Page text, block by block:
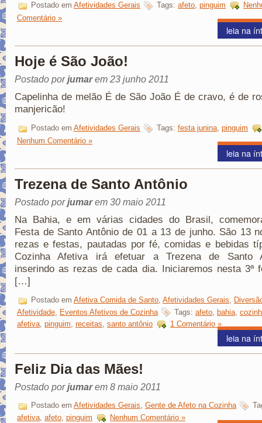
Postado em Afetividades Gerais Tags: afeto, pinguim
Comentário »
leia na
Hoje é São João!
Postado porjumarem 23 junho 2011
Capelinha de melão É de São João É de cravo, é de
manjericão!
Postado em Afetividades Gerais Tags: festa junina, pinguim
Nenhum Comentário »
leia na
Trezena de Santo Antônio
Postado porjumarem 30 maio 2011
Na Bahia, e em várias cidades do Brasil,
Festa de Santo Antônio de 01 a 13 de junho. São 13
rezas e festas, pautadas por fé, comidas e bebidas
Cozinha Afetiva irá efetuar a Trezena de Santo
inserindo as rezas de cada dia. Iniciaremos nesta 3ª
[…]
Postado em Afetiva Comida de Santo, Afetividades Gerais,
Afetividade Eventos Afetivos de Cozinha Tags: afeto bahia
afetiva, pinguim, receitas, santo antônio 1 Comentário »
leia na
Feliz Dia das Mães!
Postado porjumarem 8 maio 2011
Postado em Afetividades Gerais, Gente de Afeto na Cozinha
afetiva, afeto, pinguim Nenhum Comentário »